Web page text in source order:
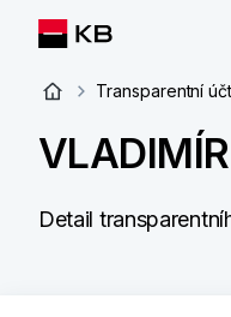
Transparentní
Detail